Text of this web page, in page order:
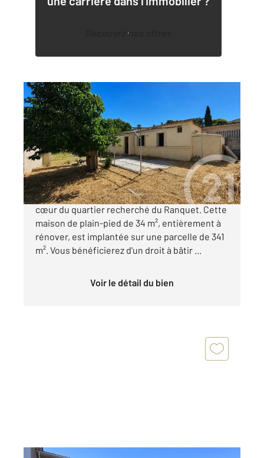
Découvrir nos offres
ISTRES 13
34 m2, 2 pièces
Ref : 2993
Maison à vendre
205 000 €
Century 21 vous propose ce bien rare situé au
cœur du quartier recherché du Ranquet. Cette
maison de plain-pied de 34 m², entièrement à
rénover, est implantée sur une parcelle de 341
m². Vous bénéficierez d'un droit à bâtir ...
Voir le détail du bien